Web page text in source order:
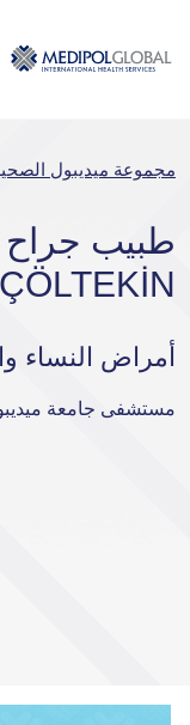
مجموعة ميديبول
أمراض النساء
مستشفى جامعة